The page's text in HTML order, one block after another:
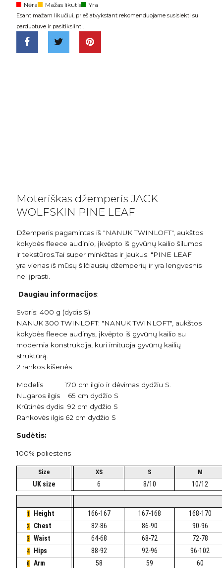
Nėra Mažas likutis Yra
Esant mažam likučiui, prieš atvykstant rekomenduojame susisiekti su
parduotuve ir pasitikslinti.
Moteriškas džemperis JACK
WOLFSKIN PINE LEAF
Džemperis pagamintas iš "NANUK TWINLOFT", aukštos
kokybės fleece audinio, įkvėpto iš gyvūnų kailio šilumos
ir tekstūros.Tai super minkštas ir jaukus. "PINE LEAF"
yra vienas iš mūsų šilčiausių džemperių ir yra lengvesnis
nei įprasti.
Daugiau informacijos:
Svoris: 400 g (dydis S)
NANUK 300 TWINLOFT: "NANUK TWINLOFT", aukštos
kokybės fleece audinys, įkvėpto iš gyvūnų kailio su
modernia konstrukcija, kuri imituoja gyvūnų kailių
struktūrą.
2 rankos kišenės
Modelis 170 cm ilgio ir dėvimas dydžiu S.
Nugaros ilgis 65 cm dydžio S
Krūtinės dydis 92 cm dydžio S
Rankovės ilgis 62 cm dydžio S
Sudėtis:
100% poliesteris
Size XS S M
UK size 6 8/10 10/12
1 Height 166-167 167-168 168-170
2 Chest 82-86 86-90 90-96
3 Waist 64-68 68-72 72-78
4 Hips 88-92 92-96 96-102
6 Arm 58 59 60